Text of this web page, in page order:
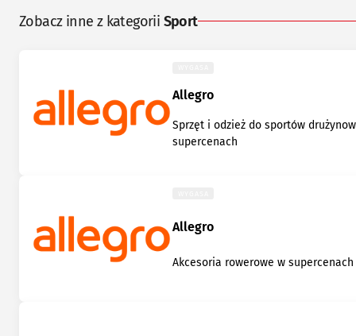
Zobacz inne z kategorii Sport
Allegro
Sprzęt i odzież do sportów
supercenach
Allegro
Akcesoria rowerowe w supercenach